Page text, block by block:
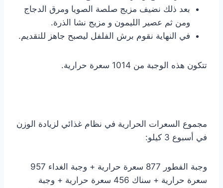
بعد ذلك نضيف مزيج صلصة الصويا ومرق الدجاج
ومن ثم عصير الليمون و مزيج نشا الذرة.
في النهاية نقوم برش الفلفل ليصبح جاهز للتقديم.
تتكون هذه الوجبة من 1014 سعرة حرارية.
مجموع السعرات الحرارية في نظام غذائي لزيادة الوزن
في أسبوع 3 كيلو:
وجبة الفطور 877 سعرة حرارية + وجبة الغداء 957
سعرة حرارية + سناك 456 سعرة حرارية + وجبة